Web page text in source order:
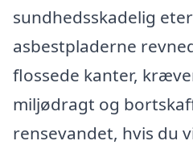
sundhedsskadelig
asbestpladerne
flossede kanter,
miljødragt og
rensevandet, hvis du